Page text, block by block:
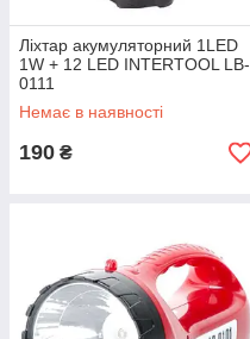
Ліхтар акумуляторний 1LED
1W + 12 LED INTERTOOL LB-
0111
Немає в наявності
190 ₴